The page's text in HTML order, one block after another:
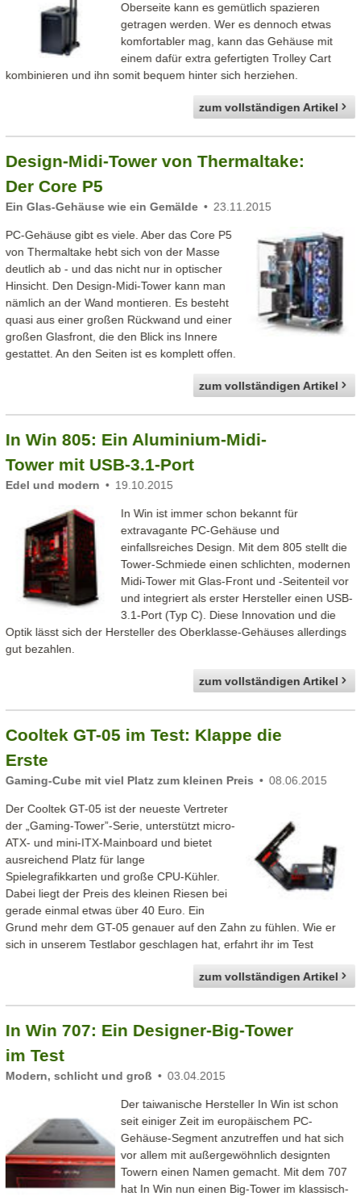
Oberseite kann es gemütlich spazieren
getragen werden. Wer es dennoch etwas
komfortabler mag, kann das Gehäuse mit
einem dafür extra gefertigten Trolley Cart
kombinieren und ihn somit bequem hinter sich herziehen.
zum vollständigen Artikel
Design-Midi-Tower von Thermaltake:
Der Core P5
Ein Glas-Gehäuse wie ein Gemälde 23.11.2015
PC-Gehäuse gibt es viele. Aber das Core P5
von Thermaltake hebt sich von der Masse
deutlich ab - und das nicht nur in optischer
Hinsicht. Den Design-Midi-Tower kann man
nämlich an der Wand montieren. Es besteht
quasi aus einer großen Rückwand und einer
großen Glasfront, die den Blick ins Innere
gestattet. An den Seiten ist es komplett offen.
zum vollständigen Artikel
In Win 805: Ein Aluminium-Midi-
Tower mit USB-3.1-Port
Edel und modern 19.10.2015
In Win ist immer schon bekannt für
extravagante PC-Gehäuse und
einfallsreiches Design. Mit dem 805 stellt die
Tower-Schmiede einen schlichten, modernen
Midi-Tower mit Glas-Front und -Seitenteil vor
und integriert als erster Hersteller einen USB-
3.1-Port (Typ C). Diese Innovation und die
Optik lässt sich der Hersteller des Oberklasse-Gehäuses allerdings
gut bezahlen.
zum vollständigen Artikel
Cooltek GT-05 im Test: Klappe die
Erste
Gaming-Cube mit viel Platz zum kleinen Preis 08.06.2015
Der Cooltek GT-05 ist der neueste Vertreter
der „Gaming-Tower”-Serie, unterstützt micro-
ATX- und mini-ITX-Mainboard und bietet
ausreichend Platz für lange
Spielegrafikkarten und große CPU-Kühler.
Dabei liegt der Preis des kleinen Riesen bei
gerade einmal etwas über 40 Euro. Ein
Grund mehr dem GT-05 genauer auf den Zahn zu fühlen. Wie er
sich in unserem Testlabor geschlagen hat, erfahrt ihr im Test
zum vollständigen Artikel
In Win 707: Ein Designer-Big-Tower
im Test
Modern, schlicht und groß 03.04.2015
Der taiwanische Hersteller In Win ist schon
seit einiger Zeit im europäischem PC-
Gehäuse-Segment anzutreffen und hat sich
vor allem mit außergewöhnlich designten
Towern einen Namen gemacht. Mit dem 707
hat In Win nun einen Big-Tower im klassisch-